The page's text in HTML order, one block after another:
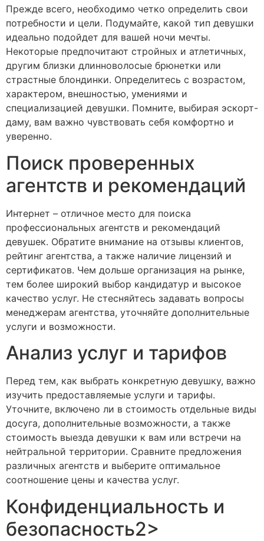
Прежде всего, необходимо четко определить свои
потребности и цели. Подумайте, какой тип девушки
идеально подойдет для вашей ночи мечты.
Некоторые предпочитают стройных и атлетичных,
другим близки длинноволосые брюнетки или
страстные блондинки. Определитесь с возрастом,
характером, внешностью, умениями и
специализацией девушки. Помните, выбирая эскорт-
даму, вам важно чувствовать себя комфортно и
уверенно.
Поиск проверенных
агентств и рекомендаций
Интернет – отличное место для поиска
профессиональных агентств и рекомендаций
девушек. Обратите внимание на отзывы клиентов,
рейтинг агентства, а также наличие лицензий и
сертификатов. Чем дольше организация на рынке,
тем более широкий выбор кандидатур и высокое
качество услуг. Не стесняйтесь задавать вопросы
менеджерам агентства, уточняйте дополнительные
услуги и возможности.
Анализ услуг и тарифов
Перед тем, как выбрать конкретную девушку, важно
изучить предоставляемые услуги и тарифы.
Уточните, включено ли в стоимость отдельные виды
досуга, дополнительные возможности, а также
стоимость выезда девушки к вам или встречи на
нейтральной территории. Сравните предложения
различных агентств и выберите оптимальное
соотношение цены и качества услуг.
Конфиденциальность и
безопасность2>